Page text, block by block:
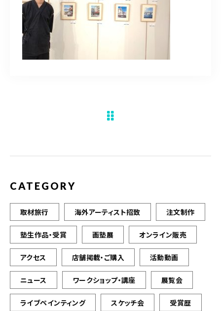
CATEGORY
取材旅行 海外アーティスト招致 注文制作
塾生作品・受賞 画塾展 オンライン販売
アクセス 店舗掲載・ご購入 活動動画
ニュース ワークショップ・講座 展覧会
ライブペインティング スケッチ会 受賞歴
CONTACT
お問い合わせ
取材・制作のご依頼 作品購入